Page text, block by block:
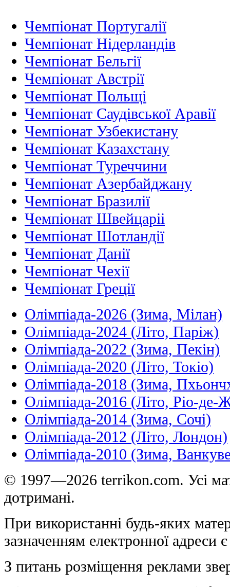
Чемпіонат Португалії
Чемпіонат Нідерландiв
Чемпіонат Бельгії
Чемпіонат Австрії
Чемпіонат Польщі
Чемпіонат Саудівської Аравії
Чемпіонат Узбекистану
Чемпіонат Казахстану
Чемпіонат Туреччини
Чемпіонат Азербайджану
Чемпіонат Бразилії
Чемпіонат Швейцаріі
Чемпіонат Шотландії
Чемпіонат Данії
Чемпіонат Чехії
Чемпіонат Греції
Олімпіада-2026 (Зима, Мілан)
Олімпіада-2024 (Літо, Паріж)
Олімпіада-2022 (Зима, Пекін)
Олімпіада-2020 (Літо, Токіо)
Олімпіада-2018 (Зима,
Олімпіада-2016 (Літо, Ріо-де-
Олімпіада-2014 (Зима, Сочі)
Олімпіада-2012 (Літо, Лондон)
Олімпіада-2010 (Зима,
© 1997—2026 terrikon.com. Усі
дотримані.
При використанні будь-яких
зазначенням електронної адреси
З питань розміщення реклами